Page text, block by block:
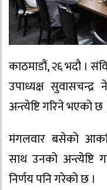
काठमाडौं, २६ भदौ ।
उपाध्यक्ष
अन्त्येष्टि गरिने भएको छ
मंगलवार बसेको
साथ उनको अन्त्येष्टि
निर्णय पनि गरेको छ ।